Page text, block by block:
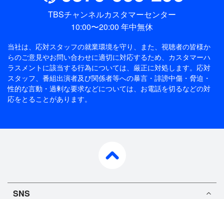
TBSチャンネルカスタマーセンター
10:00〜20:00 年中無休
当社は、応対スタッフの就業環境を守り、また、視聴者の皆様か
らのご意見やお問い合わせに適切に対応するため、 カスタマーハ
ラスメントに該当する行為については、厳正に対処します。応対
スタッフ、番組出演者及び関係者等への暴言・誹謗中傷・脅迫・
性的な言動・過剰な要求などについては、お電話を切るなどの対
応をとることがあります。
SNS